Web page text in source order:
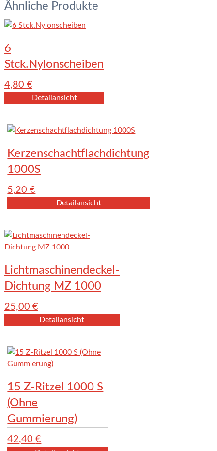
Ähnliche Produkte
6
Stck.Nylonscheiben
4,80 €
Detailansicht
Kerzenschachtflachdichtung
1000S
5,20€
Detailansicht
Lichtmaschinendeckel-
Dichtung MZ 1000
25,00 €
Detailansicht
15 Z-Ritzel 1000 S
(Ohne
Gummierung)
42,40€